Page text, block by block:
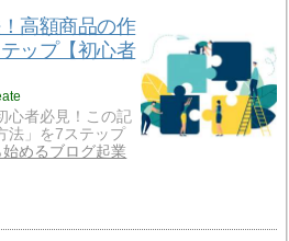
高額商品の作
ップ【初心者
心者必見！この記
法」を7ステップ
始めるブログ起業